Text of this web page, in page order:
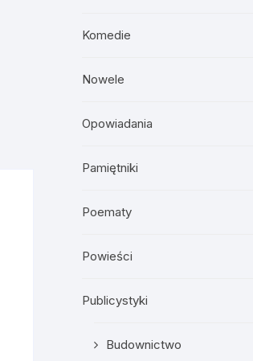
Komedie
Nowele
Opowiadania
Pamiętniki
Poematy
Powieści
Publicystyki
Budownictwo